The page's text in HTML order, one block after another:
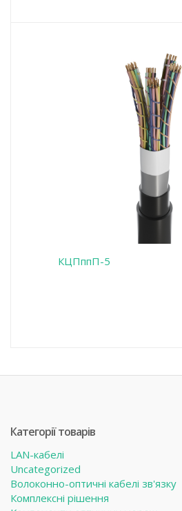
КЦПппП-5
Категорії товарів
LAN-кабелі
Uncategorized
Волоконно-оптичні кабелі зв'язку
Комплексні рішення